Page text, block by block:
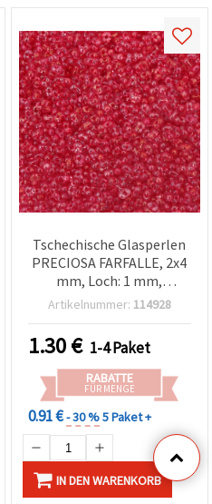
Tschechische Glasperlen
PRECIOSA FARFALLE, 2x4
mm, Loch: 1 mm,
transparent mit glänzend
Artikelnummer: 114928
1.30€ 1-4 Paket
RABATTE
FÜR MENGE
0.91 €- 30 %5 Paket +
IN DEN WARENKORB